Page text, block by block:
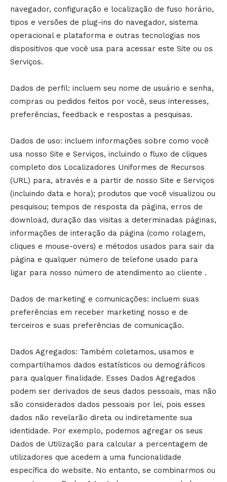
navegador, configuração e localização de fuso horário,
tipos e versões de plug-ins do navegador, sistema
operacional e plataforma e outras tecnologias nos
dispositivos que você usa para acessar este Site ou os
Serviços.
Dados de perfil: incluem seu nome de usuário e senha,
compras ou pedidos feitos por você, seus interesses,
preferências, feedback e respostas a pesquisas.
Dados de uso: incluem informações sobre como você
usa nosso Site e Serviços, incluindo o fluxo de cliques
completo dos Localizadores Uniformes de Recursos
(URL) para, através e a partir de nosso Site e Serviços
(incluindo data e hora); produtos que você visualizou ou
pesquisou; tempos de resposta da página, erros de
download, duração das visitas a determinadas páginas,
informações de interação da página (como rolagem,
cliques e mouse-overs) e métodos usados para sair da
página e qualquer número de telefone usado para
ligar para nosso número de atendimento ao cliente .
Dados de marketing e comunicações: incluem suas
preferências em receber marketing nosso e de
terceiros e suas preferências de comunicação.
Dados Agregados: Também coletamos, usamos e
compartilhamos dados estatísticos ou demográficos
para qualquer finalidade. Esses Dados Agregados
podem ser derivados de seus dados pessoais, mas não
são considerados dados pessoais por lei, pois esses
dados não revelarão direta ou indiretamente sua
identidade. Por exemplo, podemos agregar os seus
Dados de Utilização para calcular a percentagem de
utilizadores que acedem a uma funcionalidade
específica do website. No entanto, se combinarmos ou